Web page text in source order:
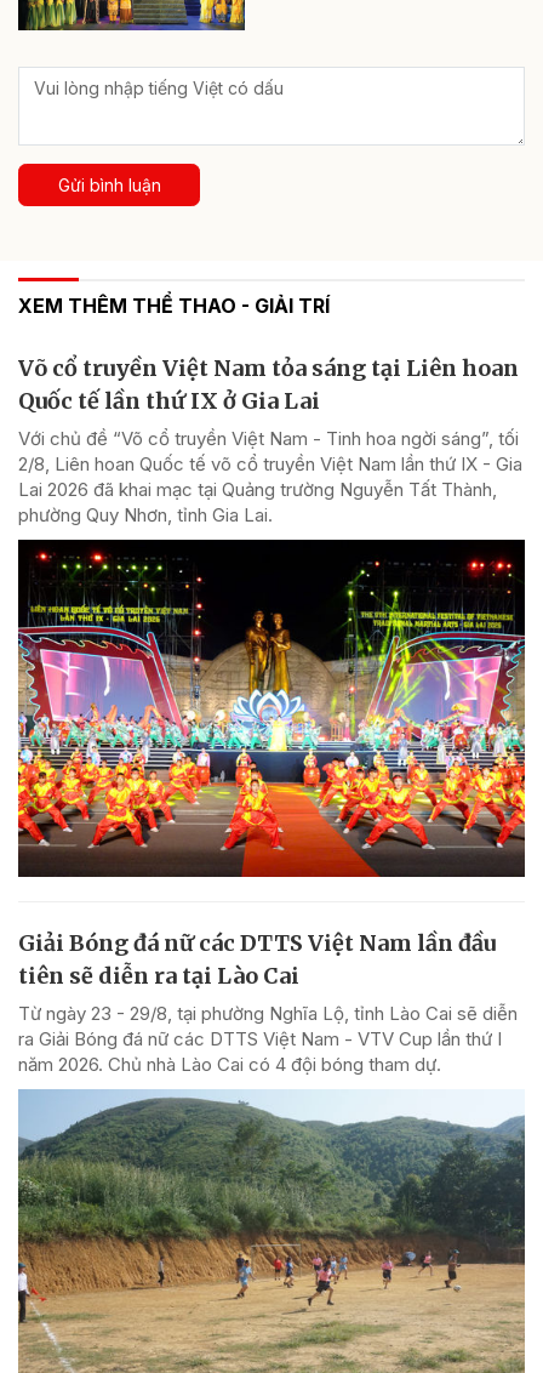
Gửi bình luận
XEM THÊM THỂ THAO - GIẢI TRÍ
Võ cổ truyền Việt Nam tỏa sáng tại Liên hoan
Quốc tế lần thứ IX ở Gia Lai
Với chủ đề “Võ cổ truyền Việt Nam - Tinh hoa ngời sáng”, tối
2/8, Liên hoan Quốc tế võ cổ truyền Việt Nam lần thứ IX - Gia
Lai 2026 đã khai mạc tại Quảng trường Nguyễn Tất Thành,
phường Quy Nhơn, tỉnh Gia Lai.
Giải Bóng đá nữ các DTTS Việt Nam lần đầu
tiên sẽ diễn ra tại Lào Cai
Từ ngày 23 - 29/8, tại phường Nghĩa Lộ, tỉnh Lào Cai sẽ diễn
ra Giải Bóng đá nữ các DTTS Việt Nam - VTV Cup lần thứ I
năm 2026. Chủ nhà Lào Cai có 4 đội bóng tham dự.